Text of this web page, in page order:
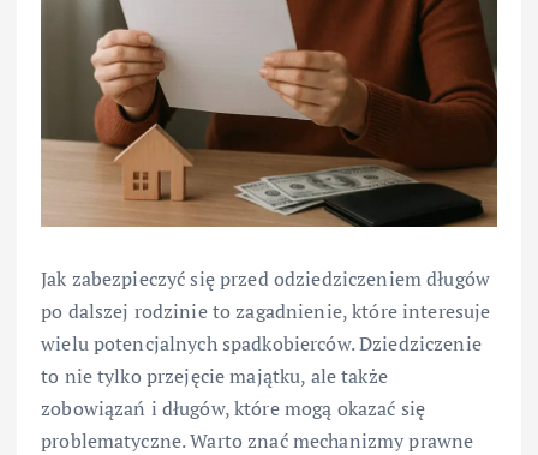
Jak zabezpieczyć się przed odziedziczeniem długów
po dalszej rodzinie to zagadnienie, które interesuje
wielu potencjalnych spadkobierców. Dziedziczenie
to nie tylko przejęcie majątku, ale także
zobowiązań i długów, które mogą okazać się
problematyczne. Warto znać mechanizmy prawne